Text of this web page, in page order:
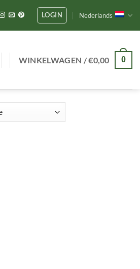
LOGIN Nederlands
WINKELWAGEN /€0,00 0